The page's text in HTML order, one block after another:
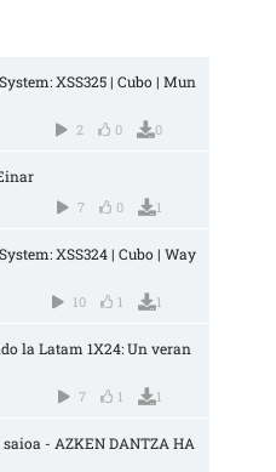
XSS325 | Cubo | Mun
2 0 0
7 0 1
XSS324 | Cubo | Way
10 1 1
la Latam 1X24: Un veran
7 1 1
- AZKEN DANTZA HA